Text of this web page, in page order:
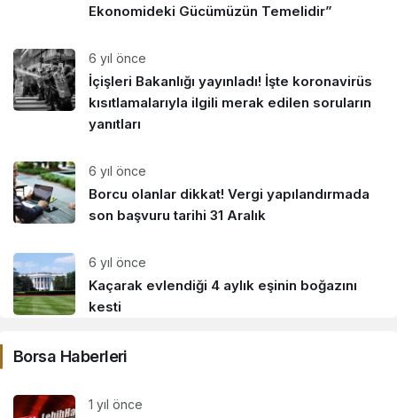
Ekonomideki Gücümüzün Temelidir”
6 yıl önce
İçişleri Bakanlığı yayınladı! İşte koronavirüs
kısıtlamalarıyla ilgili merak edilen soruların
yanıtları
6 yıl önce
Borcu olanlar dikkat! Vergi yapılandırmada
son başvuru tarihi 31 Aralık
6 yıl önce
Kaçarak evlendiği 4 aylık eşinin boğazını
kesti
Borsa Haberleri
1 yıl önce